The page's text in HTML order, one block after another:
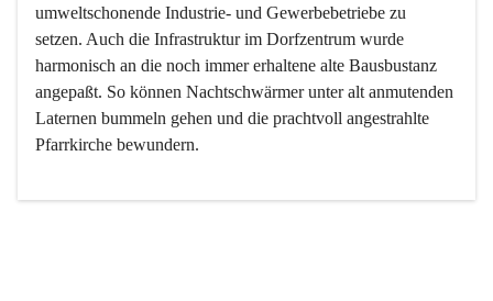
umweltschonende Industrie- und Gewerbebetriebe zu
setzen. Auch die Infrastruktur im Dorfzentrum wurde
harmonisch an die noch immer erhaltene alte Bausbustanz
angepaßt. So können Nachtschwärmer unter alt anmutenden
Laternen bummeln gehen und die prachtvoll angestrahlte
Pfarrkirche bewundern.
Der Weinbau dominert heute nicht mehr, ist aber integrativer